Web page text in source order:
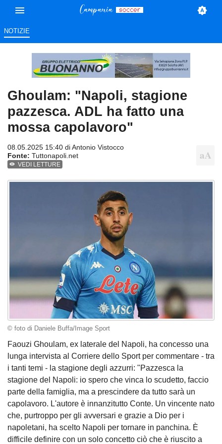
NOTIZIE
Ghoulam: "Napoli, stagione
pazzesca. ADL ha fatto una
mossa capolavoro"
08.05.2025 15:40 diAntonio Vistocco
Fonte: Tuttonapoli.net
VEDI LETTURE
© foto di Daniele Buffa/Image Sport
Faouzi Ghoulam, ex laterale del Napoli, ha concesso una
lunga intervista al Corriere dello Sport per commentare - tra
i tanti temi - la stagione degli azzurri: "Pazzesca la
stagione del Napoli: io spero che vinca lo scudetto, faccio
parte della famiglia, ma a prescindere da tutto sarà un
capolavoro. L'autore è innanzitutto Conte. Un vincente nato
che, purtroppo per gli avversari e grazie a Dio per i
napoletani, ha scelto Napoli per tornare in panchina. È
difficile definire con un solo concetto ciò che è riuscito a